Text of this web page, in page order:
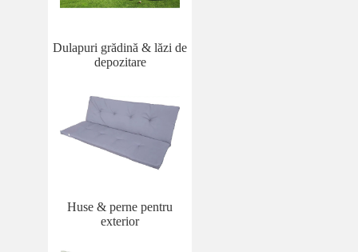
Dulapuri grădină & lăzi de
depozitare
Huse & perne pentru
exterior